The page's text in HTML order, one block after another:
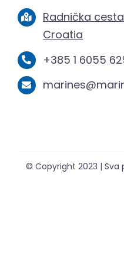
Radnička
Croatia
+385 1 6055
© Copyright 2023 | Sva